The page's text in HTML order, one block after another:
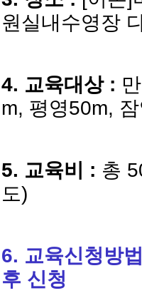
원실내수영장
4. 교육대상:
m, 평영50m,
5. 교육비 : 총
도)
6. 교육신청방
후 신청